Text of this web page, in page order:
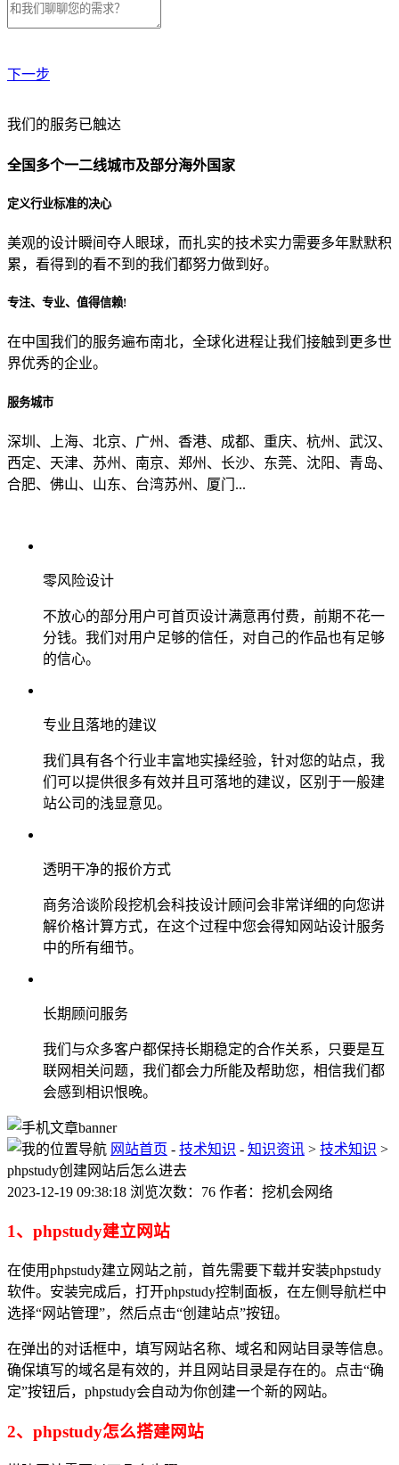
下一步
贵公司预算范围是？
贵公司的团队规模是？
目前主要的营销渠道是？
我们的服务已触达
全国多个一二线城市及部分海外国家
定义行业标准的决心
美观的设计瞬间夺人眼球，而扎实的技术实力需要多年默默积
累，看得到的看不到的我们都努力做到好。
专注、专业、值得信赖!
在中国我们的服务遍布南北，全球化进程让我们接触到更多世
界优秀的企业。
服务城市
深圳、上海、北京、广州、香港、成都、重庆、杭州、武汉、
西定、天津、苏州、南京、郑州、长沙、东莞、沈阳、青岛、
合肥、佛山、山东、台湾苏州、厦门...
零风险设计
不放心的部分用户可首页设计满意再付费，前期不花一
分钱。我们对用户足够的信任，对自己的作品也有足够
的信心。
专业且落地的建议
我们具有各个行业丰富地实操经验，针对您的站点，我
们可以提供很多有效并且可落地的建议，区别于一般建
站公司的浅显意见。
透明干净的报价方式
商务洽谈阶段挖机会科技设计顾问会非常详细的向您讲
解价格计算方式，在这个过程中您会得知网站设计服务
中的所有细节。
长期顾问服务
我们与众多客户都保持长期稳定的合作关系，只要是互
联网相关问题，我们都会力所能及帮助您，相信我们都
会感到相识恨晚。
网站首页 - 技术知识 - 知识资讯 > 技术知识 >
phpstudy创建网站后怎么进去
2023-12-19 09:38:18 浏览次数：76 作者：挖机会网络
1、phpstudy建立网站
在使用phpstudy建立网站之前，首先需要下载并安装phpstudy
软件。安装完成后，打开phpstudy控制面板，在左侧导航栏中
选择“网站管理”，然后点击“创建站点”按钮。
在弹出的对话框中，填写网站名称、域名和网站目录等信息。
确保填写的域名是有效的，并且网站目录是存在的。点击“确
定”按钮后，phpstudy会自动为你创建一个新的网站。
2、phpstudy怎么搭建网站